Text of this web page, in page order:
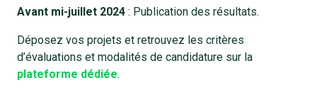
Avant mi-juillet 2024 : Publication des résultats.
Déposez vos projets et retrouvez les critères
d’évaluations et modalités de candidature sur la
plateforme dédiée.